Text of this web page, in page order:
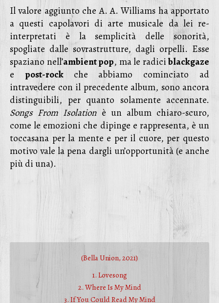
Il valore aggiunto che A. A. Williams ha apportato
a questi capolavori di arte musicale da lei re-
interpretati è la semplicità delle sonorità,
spogliate dalle sovrastrutture, dagli orpelli. Esse
spaziano nell’ambient pop, ma le radiciblackgaze
e post-rock che abbiamo cominciato ad
intravedere con il precedente album, sono ancora
distinguibili, per quanto solamente accennate.
Songs From Isolationè un album chiaro-scuro,
come le emozioni che dipinge e rappresenta, è un
toccasana per la mente e per il cuore, per questo
motivo vale la pena dargli un’opportunità (e anche
più di una).
(Bella Union, 2021)
1. Lovesong
2. Where Is My Mind
3. If You Could Read My Mind